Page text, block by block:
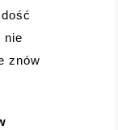
nie
znów